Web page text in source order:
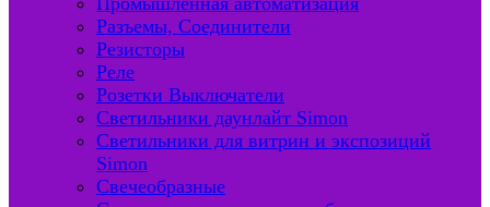
Разъемы, Соединители
Резисторы
Реле
Розетки Выключатели
Светильники даунлайт Simon
Светильники для витрин и экспозиций
Simon
Свечеобразные